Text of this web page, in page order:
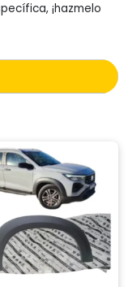
¡hazmelo